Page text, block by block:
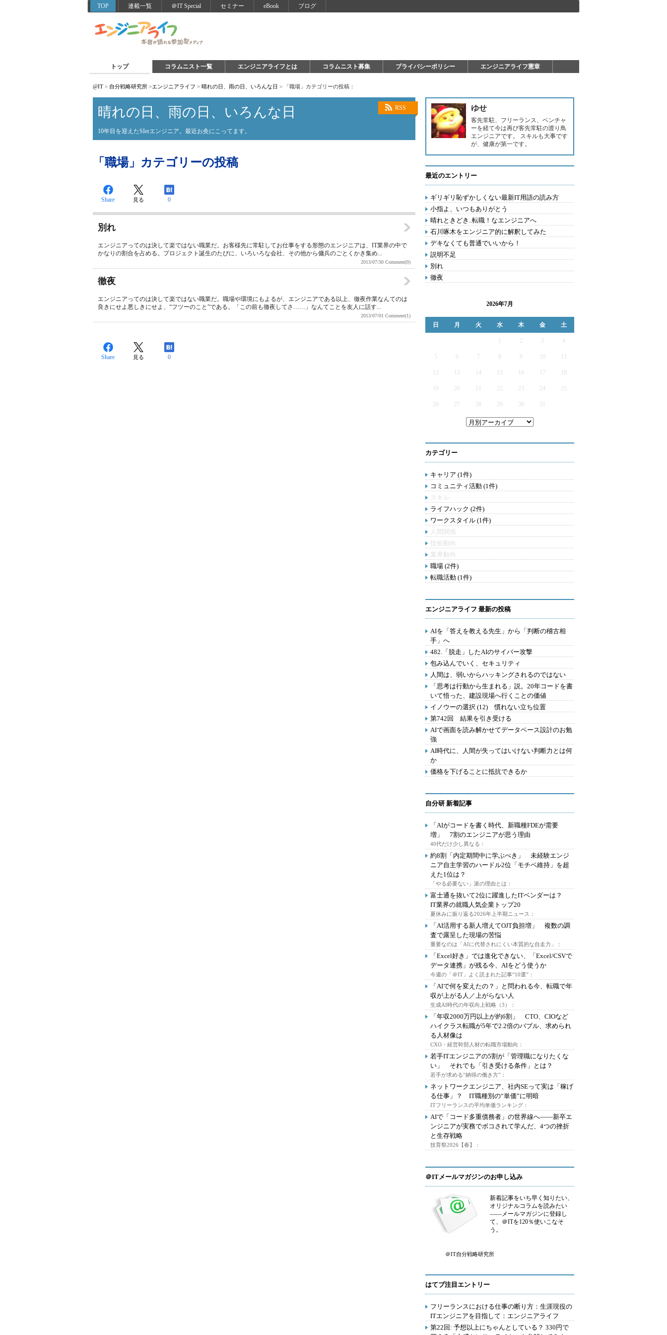
TOP 連載一覧 ＠IT Special セミナー eBook ブログ
トップ コラムニスト一覧 エンジニアライフとは コラムニスト募集 プライバシーポリシー エンジニアライフ憲章
@IT > 自分戦略研究所 >エンジニアライフ > 晴れの日、雨の日、いろんな日 > 「職場」カテゴリーの投稿：
RSS
晴れの日、雨の日、いろんな日
10年目を迎えたSIerエンジニア。最近お灸にこってます。
「職場」カテゴリーの投稿
Share 見る 0
別れ
エンジニアってのは決して楽ではない職業だ。お客様先に常駐してお仕事をする形態のエンジニアは、IT業界の中で
かなりの割合を占める。プロジェクト誕生のたびに、いろいろな会社、その他から傭兵のごとくかき集め...
2013/07/30 Comment(0)
徹夜
エンジニアってのは決して楽ではない職業だ。職場や環境にもよるが、エンジニアである以上、徹夜作業なんてのは
良きにせよ悪しきにせよ、“フツーのこと”である。「この前も徹夜してさ……」なんてことを友人に話す...
2013/07/01 Comment(1)
Share 見る 0
ゆせ
客先常駐、フリーランス、ベンチャ
ーを経て今は再び客先常駐の渡り鳥
エンジニアです。 スキルも大事です
が、健康が第一です。
最近のエントリー
ギリギリ恥ずかしくない最新IT用語の読み方
小指よ、いつもありがとう
晴れときどき..転職！なエンジニアへ
石川啄木をエンジニア的に解釈してみた
デキなくても普通でいいから！
説明不足
別れ
徹夜
2026年7月
日 月 火 水 木 金 土
2 3 4
5 6 7 9
12 13 14 15 16 17
19 20 21 22 23 24 25
26 27 28 29 30 31
カテゴリー
キャリア (1件)
コミュニティ活動 (1件)
スキル
ライフハック (2件)
ワークスタイル (1件)
人間関係
技術動向
業界動向
職場 (2件)
転職活動 (1件)
エンジニアライフ 最新の投稿
AIを「答えを教える先生」から「判断の稽古相
手」へ
482.「脱走」したAIのサイバー攻撃
包み込んでいく、セキュリティ
人間は、弱いからハッキングされるのではない
「思考は行動から生まれる」説。20年コードを書
いて悟った、建設現場へ行くことの価値
イノウーの選択 (12) 慣れない立ち位置
第742回 結果を引き受ける
AIで画面を読み解かせてデータベース設計のお勉
強
AI時代に、人間が失ってはいけない判断力とは何
か
価格を下げることに抵抗できるか
自分研 新着記事
「AIがコードを書く時代、新職種FDEが需要
増」 7割のエンジニアが思う理由
40代だけ少し異なる：
約8割「内定期間中に学ぶべき」 未経験エンジ
ニア自主学習のハードル2位「モチベ維持」を超
えた1位は？
「やる必要ない」派の理由とは：
富士通を抜いて2位に躍進したITベンダーは？
IT業界の就職人気企業トップ20
夏休みに振り返る2026年上半期ニュース：
「AI活用する新人増えてOJT負担増」 複数の調
査で露呈した現場の苦悩
重要なのは「AIに代替されにくい本質的な自走力」：
「Excel好き」では進化できない、「Excel/CSVで
データ連携」が残る今、AIをどう使うか
今週の「＠IT」よく読まれた記事“10選”：
「AIで何を変えたの？」と問われる今、転職で年
収が上がる人／上がらない人
生成AI時代の年収向上戦略（3）：
「年収2000万円以上が約6割」 CTO、CIOなど
ハイクラス転職が5年で2.2倍のバブル、求められ
る人材像は
CXO・経営幹部人材の転職市場動向：
若手ITエンジニアの5割が「管理職になりたくな
い」 それでも「引き受ける条件」とは？
若手が求める“納得の働き方”：
ネットワークエンジニア、社内SEって実は「稼げ
る仕事」？ IT職種別の“単価”に明暗
ITフリーランスの平均単価ランキング：
AIで「コード多重債務者」の世界線へ――新卒エ
ンジニアが実務でボコされて学んだ、4つの挫折
と生存戦略
技育祭2026【春】：
＠ITメールマガジンのお申し込み
新着記事をいち早く知りたい、
オリジナルコラムを読みたい
――メールマガジンに登録し
て、＠ITを120％使いこなそ
う。
＠IT自分戦略研究所
はてブ注目エントリー
フリーランスにおける仕事の断り方：生涯現役の
ITエンジニアを目指して：エンジニアライフ
第22回: 予想以上にちゃんとしている？ 330円で